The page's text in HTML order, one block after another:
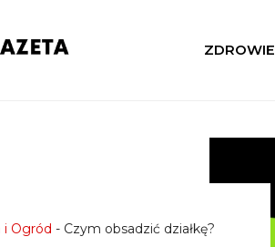
ZDROWIE
i Ogród - Czym obsadzić działkę?